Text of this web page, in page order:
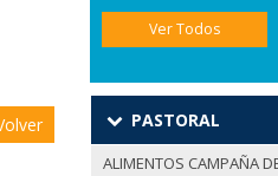
Ver Todos
PASTORAL
ALIMENTOS CAMPAÑA